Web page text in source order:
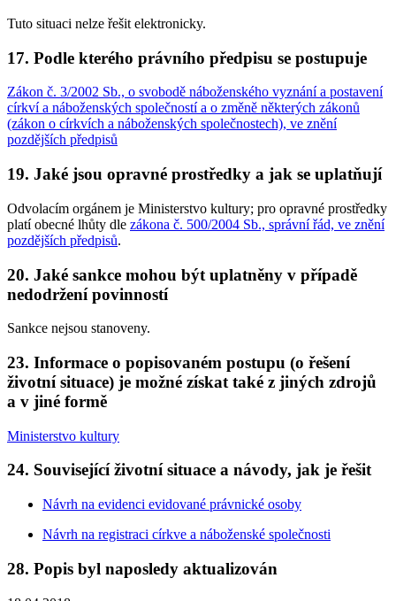
Tuto situaci nelze řešit elektronicky.
17. Podle kterého právního předpisu se postupuje
Zákon č. 3/2002 Sb., o svobodě náboženského vyznání a postavení
církví a náboženských společností a o změně některých zákonů
(zákon o církvích a náboženských společnostech), ve znění
pozdějších předpisů
19. Jaké jsou opravné prostředky a jak se uplatňují
Odvolacím orgánem je Ministerstvo kultury; pro opravné prostředky
platí obecné lhůty dle zákona č. 500/2004 Sb., správní řád, ve znění
pozdějších předpisů.
20. Jaké sankce mohou být uplatněny v případě
nedodržení povinností
Sankce nejsou stanoveny.
23. Informace o popisovaném postupu (o řešení
životní situace) je možné získat také z jiných zdrojů
a v jiné formě
Ministerstvo kultury
24. Související životní situace a návody, jak je řešit
Návrh na evidenci evidované právnické osoby
Návrh na registraci církve a náboženské společnosti
28. Popis byl naposledy aktualizován